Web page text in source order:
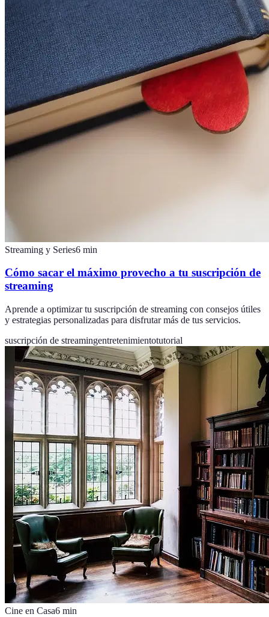
Streaming y Series6 min
Cómo sacar el máximo provecho a tu suscripción de
streaming
Aprende a optimizar tu suscripción de streaming con consejos útiles
y estrategias personalizadas para disfrutar más de tus servicios.
suscripción de streamingentretenimientotutorial
Cine en Casa6 min